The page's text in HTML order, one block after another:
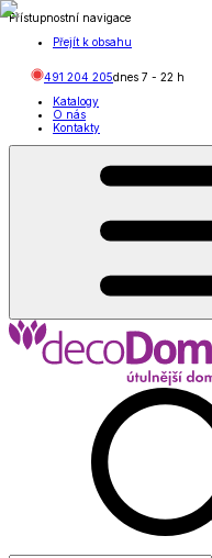
Přístupnostní navigace
Přejít k obsahu
491 204 205dnes 7 - 22 h
Katalogy
O nás
Kontakty